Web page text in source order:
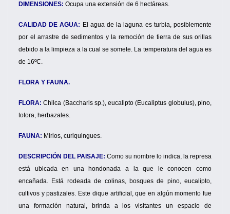
DIMENSIONES: Ocupa una extensión de 6 hectáreas.
CALIDAD DE AGUA: El agua de la laguna es turbia, posiblemente
por el arrastre de sedimentos y la remoción de tierra de sus orillas
debido a la limpieza a la cual se somete. La temperatura del agua es
de 16ºC.
FLORA Y FAUNA.
FLORA: Chilca (Baccharis sp.), eucalipto (Eucaliptus globulus), pino,
totora, herbazales.
FAUNA: Mirlos, curiquingues.
DESCRIPCIÓN DEL PAISAJE: Como su nombre lo indica, la represa
está ubicada en una hondonada a la que le conocen como
encañada. Está rodeada de colinas, bosques de pino, eucalipto,
cultivos y pastizales. Este dique artificial, que en algún momento fue
una formación natural, brinda a los visitantes un espacio de